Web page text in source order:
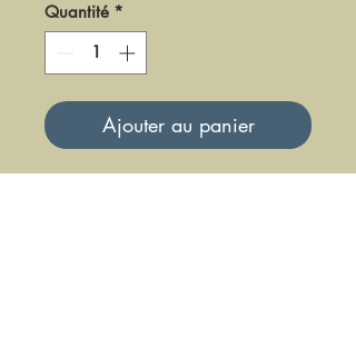
Quantité *
Ajouter au panier